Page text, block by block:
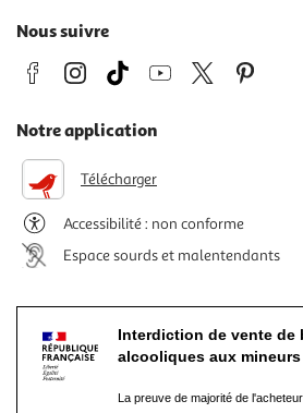
Nous suivre
Notre application
Télécharger
Accessibilité : non conforme
Espace sourds et malentendants
Interdiction de vente de
alcooliques aux
La preuve de majorité de